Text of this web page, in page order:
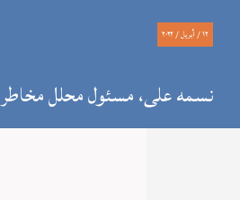
١٢ / أبريل / ٢٠٢٢
نسمه على، مسئول محلل مخاطر